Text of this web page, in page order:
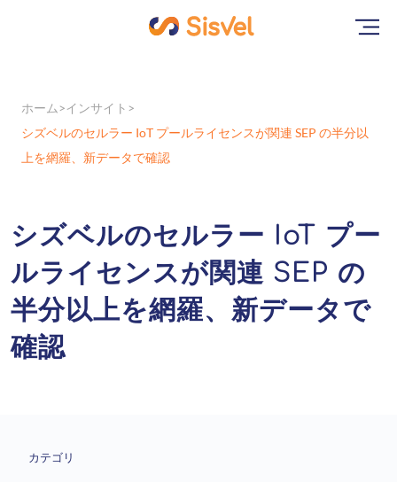
ホーム
インサイト
シズベルのセルラー IoT プールライセンスが関連 SEP の半分以
上を網羅、新データで確認
シズベルのセルラー IoT プー
ルライセンスが関連 SEP の
半分以上を網羅、新データで
確認
カテゴリ